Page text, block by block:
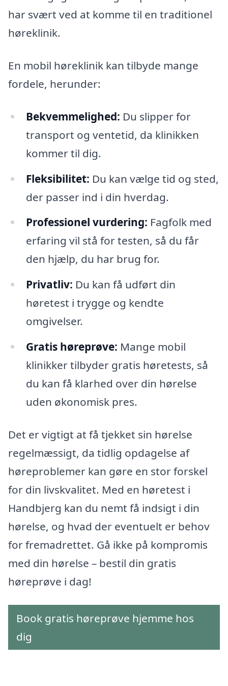
har svært ved at komme til en traditionel
høreklinik.
En mobil høreklinik kan tilbyde mange
fordele, herunder:
Bekvemmelighed: Du slipper for
transport og ventetid, da klinikken
kommer til dig.
Fleksibilitet: Du kan vælge tid og sted,
der passer ind i din hverdag.
Professionel vurdering: Fagfolk med
erfaring vil stå for testen, så du får
den hjælp, du har brug for.
Privatliv: Du kan få udført din
høretest i trygge og kendte
omgivelser.
Gratis høreprøve: Mange mobil
klinikker tilbyder gratis høretests, så
du kan få klarhed over din hørelse
uden økonomisk pres.
Det er vigtigt at få tjekket sin hørelse
regelmæssigt, da tidlig opdagelse af
høreproblemer kan gøre en stor forskel
for din livskvalitet. Med en høretest i
Handbjerg kan du nemt få indsigt i din
hørelse, og hvad der eventuelt er behov
for fremadrettet. Gå ikke på kompromis
med din hørelse – bestil din gratis
høreprøve i dag!
Book gratis høreprøve hjemme hos
dig